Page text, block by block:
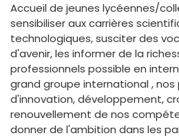
Accueil de jeunes lycéennes/
sensibiliser aux carrières
technologiques, susciter des
d'avenir, les informer de la
professionnels possible en
grand groupe international ,
d'innovation, développement,
renouvellement de nos
donner de l'ambition dans les